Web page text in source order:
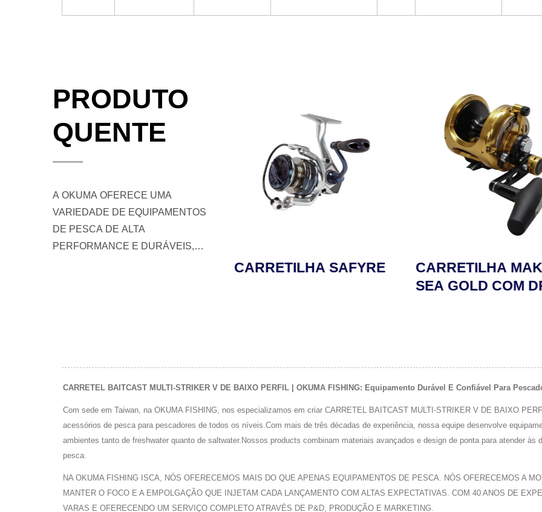
PRODUTO
QUENTE
A OKUMA OFERECE UMA
VARIEDADE DE EQUIPAMENTOS
DE PESCA DE ALTA
PERFORMANCE E DURÁVEIS,
CARRETILHA SAFYRE
CARRETILHA
SEA GOLD COM
CARRETEL BAITCAST MULTI-STRIKER V DE BAIXO PERFIL | OKUMA FISHING: Equipamento Durável E Confiável Para
Com sede em Taiwan, na OKUMA FISHING, nos especializamos em criar CARRETEL BAITCAST MULTI-STRIKER V DE BAIXO
acessórios de pesca para pescadores de todos os níveis.Com mais de três décadas de experiência, nossa equipe desenvolve
ambientes tanto de freshwater quanto de saltwater.Nossos products combinam materiais avançados e design de ponta para atender às
pesca.
NA OKUMA FISHING ISCA, NÓS OFERECEMOS MAIS DO QUE APENAS EQUIPAMENTOS DE PESCA. NÓS OFERECEMOS A
MANTER O FOCO E A EMPOLGAÇÃO QUE INJETAM CADA LANÇAMENTO COM ALTAS EXPECTATIVAS. COM 40 ANOS DE
VARAS E OFERECENDO UM SERVIÇO COMPLETO ATRAVÉS DE P&D, PRODUÇÃO E MARKETING.